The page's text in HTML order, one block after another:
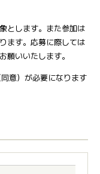
とします。また参加は
ます。応募に際しては
願いいたします。
意）が必要になります